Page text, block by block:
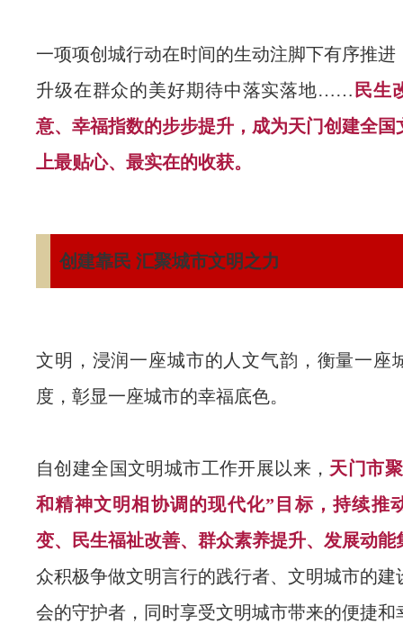
一项项创城行动在时间的生动注脚下有序推进
升级在群众的美好期待中落实落地…… 民生
意、幸福指数的步步提升，成为天门创建全国
上最贴心、最实在的收获。
创建靠民 汇聚城市文明之力
文明，浸润一座城市的人文气韵，衡量一座
度，彰显一座城市的幸福底色。
自创建全国文明城市工作开展以来， 天门市
和精神文明相协调的现代化”目标，持续推
变、民生福祉改善、群众素养提升、发展动能
众积极争做文明言行的践行者、文明城市的建
会的守护者，同时享受文明城市带来的便捷和